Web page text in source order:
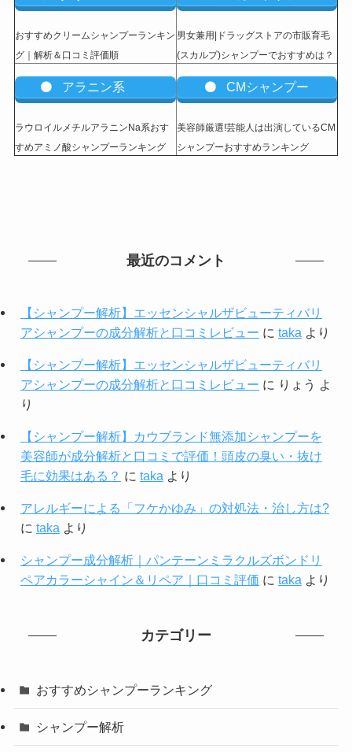
おすすめクリームシャンプーランキン
グ｜解析＆口コミ評価順
男女兼用|ドラッグストアの市販育毛
(スカルプ)シャンプーでおすすめは？
アラニン系
ラウロイルメチルアラニンNa系おす
すめアミノ酸シャンプーランキング
CMシャンプー
美容師厳選!芸能人は出演しているCM
シャンプーおすすめランキング
最近のコメント
【シャンプー解析】エッセンシャルザビューティバリ
アシャンプーの成分解析と口コミレビュー に taka より
【シャンプー解析】エッセンシャルザビューティバリ
アシャンプーの成分解析と口コミレビュー に りょう
よ
り
【シャンプー解析】カウブランド無添加シャンプーを
美容師が成分解析と口コミで評価！頭皮の臭い・抜け
毛に効果はある？ に taka より
アレルギーによる「フケかゆみ」の対処法・治し方は?
に taka より
シャンプー成分解析｜パンテーンミラクルズボンドリ
ペアカラーシャイン＆リペア｜口コミ評価 に taka より
カテゴリー
おすすめシャンプーランキング
シャンプー解析